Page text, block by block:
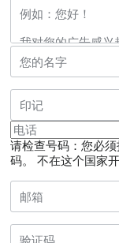
请检查号码：您必
码。
不在这个国家